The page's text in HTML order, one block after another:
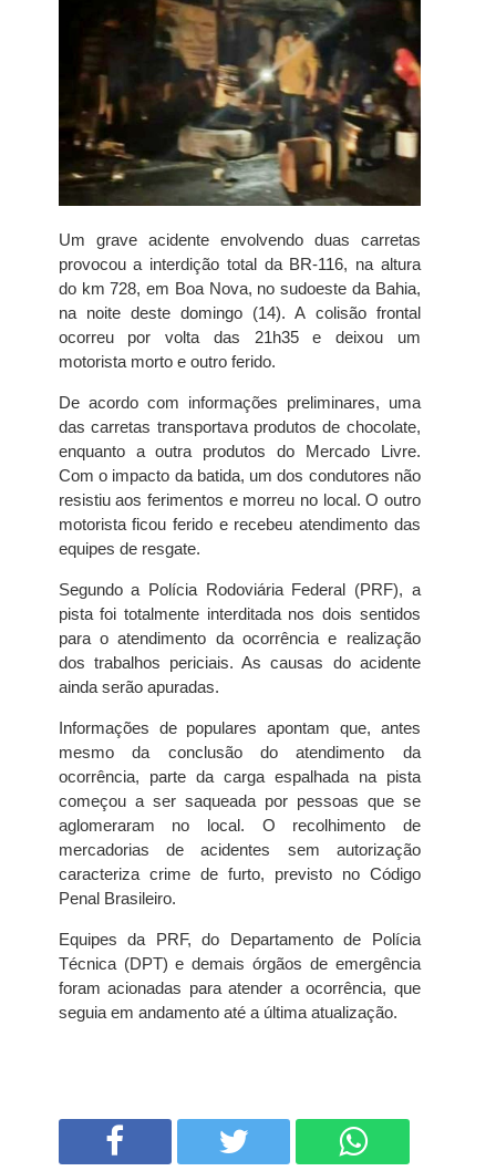
Um grave acidente envolvendo duas carretas
provocou a interdição total da BR-116, na altura
do km 728, em Boa Nova, no sudoeste da Bahia,
na noite deste domingo (14). A colisão frontal
ocorreu por volta das 21h35 e deixou um
motorista morto e outro ferido.
De acordo com informações preliminares, uma
das carretas transportava produtos de chocolate,
enquanto a outra produtos do Mercado Livre.
Com o impacto da batida, um dos condutores não
resistiu aos ferimentos e morreu no local. O outro
motorista ficou ferido e recebeu atendimento das
equipes de resgate.
Segundo a Polícia Rodoviária Federal (PRF), a
pista foi totalmente interditada nos dois sentidos
para o atendimento da ocorrência e realização
dos trabalhos periciais. As causas do acidente
ainda serão apuradas.
Informações de populares apontam que, antes
mesmo da conclusão do atendimento da
ocorrência, parte da carga espalhada na pista
começou a ser saqueada por pessoas que se
aglomeraram no local. O recolhimento de
mercadorias de acidentes sem autorização
caracteriza crime de furto, previsto no Código
Penal Brasileiro.
Equipes da PRF, do Departamento de Polícia
Técnica (DPT) e demais órgãos de emergência
foram acionadas para atender a ocorrência, que
seguia em andamento até a última atualização.